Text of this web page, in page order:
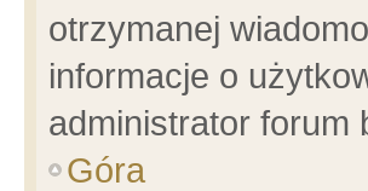
otrzymanej
informacje o
administrator forum
Góra